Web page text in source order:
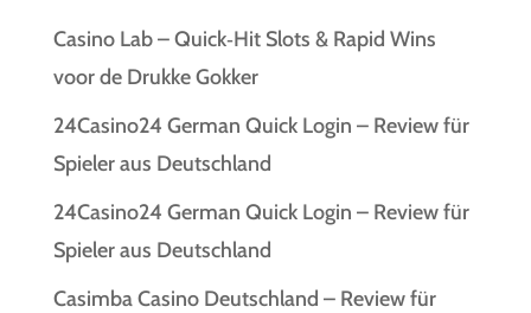
Casino Lab – Quick‑Hit Slots & Rapid Wins
voor de Drukke Gokker
24Casino24 German Quick Login – Review für
Spieler aus Deutschland
24Casino24 German Quick Login – Review für
Spieler aus Deutschland
Casimba Casino Deutschland – Review für